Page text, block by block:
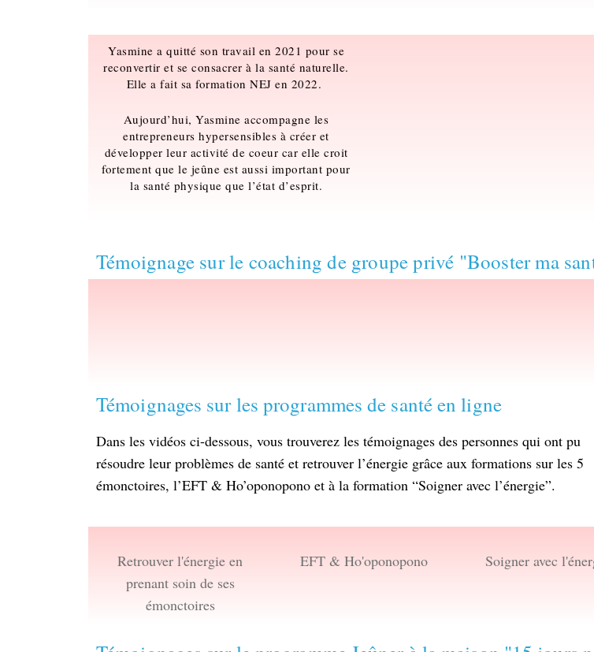
Yasmine a quitté son travail en 2021 pour se
reconvertir et se consacrer à la santé naturelle.
Elle a fait sa formation NEJ en 2022.
Aujourd’hui, Yasmine accompagne les
entrepreneurs hypersensibles à créer et
développer leur activité de coeur car elle croit
fortement que le jeûne est aussi important pour
la santé physique que l’état d’esprit.
Témoignage sur le coaching de groupe privé "Booster ma
Témoignages sur les programmes de santé en ligne
Dans les vidéos ci-dessous, vous trouverez les témoignages des personnes qui ont pu
résoudre leur problèmes de santé et retrouver l’énergie grâce aux formations sur les 5
émonctoires, l’EFT & Ho’oponopono et à la formation “Soigner avec l’énergie”.
Retrouver l'énergie en
prenant soin de ses
émonctoires
EFT & Ho'oponopono Soigner avec